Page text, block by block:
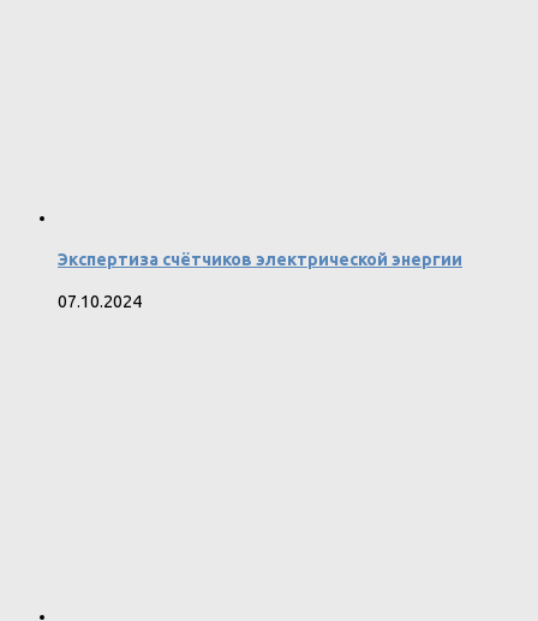
Экспертиза счётчиков электрической энергии
07.10.2024